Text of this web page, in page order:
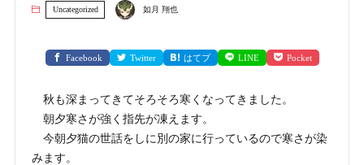
Uncategorized 如月 翔也
Facebook Twitter はてブ LINE Pocket
秋も深まってきてそろそろ寒くなってきました。
朝夕寒さが強く指先が凍えます。
今朝夕猫の世話をしに別の家に行っているので寒さが染
みます。